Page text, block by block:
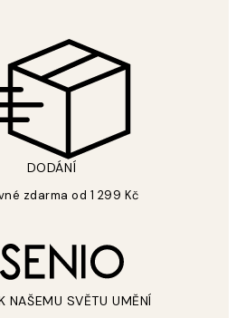
DODÁNÍ
zdarma od 1 299 Kč
NAŠEMU SVĚTU UMĚNÍ